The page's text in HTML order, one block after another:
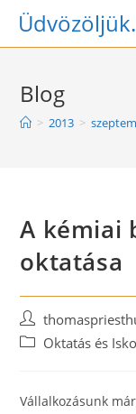
Skip
Blog
> 2013 >
A kémiai
oktatása
Post
author:
PostOktatás és
Vállalkozásunk